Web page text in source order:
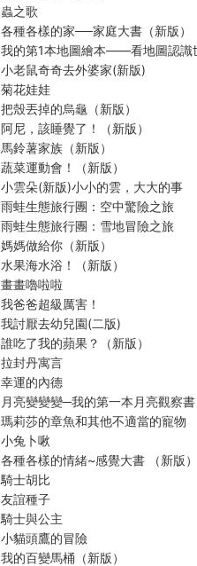
蟲之歌
各種各樣的家──家庭大書（新版）
我的第1本地圖繪本――看地圖認識
小老鼠奇奇去外婆家(新版)
菊花娃娃
把殼丟掉的烏龜（新版）
阿尼，該睡覺了！（新版）
馬鈴薯家族（新版）
蔬菜運動會！（新版）
小雲朵(新版)小小的雲，大大的事
雨蛙生態旅行團：空中驚險之旅
雨蛙生態旅行團：雪地冒險之旅
媽媽做給你（新版）
水果海水浴！（新版）
畫畫嚕啦啦
我爸爸超級厲害！
我討厭去幼兒園(二版)
誰吃了我的蘋果？（新版）
拉封丹寓言
幸運的內德
月亮變變變─我的第一本月亮觀察書
瑪莉莎的章魚和其他不適當的寵物
小兔卜啾
各種各樣的情緒~感覺大書 （新版）
騎士胡比
友誼種子
騎士與公主
小貓頭鷹的冒險
我的百變馬桶（新版）